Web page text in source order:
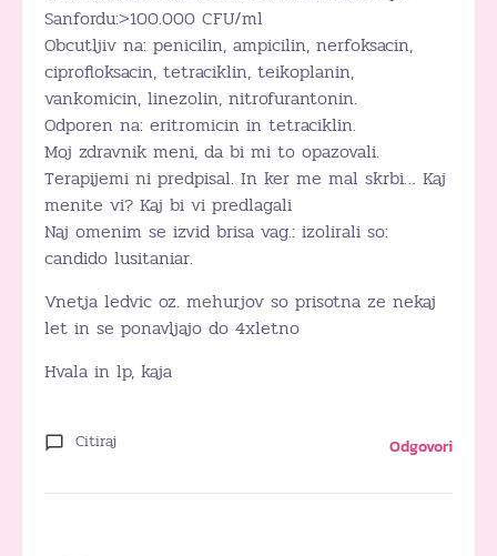
Sanfordu:>100.000 CFU/ml
Obcutljiv na: penicilin, ampicilin, nerfoksacin,
ciprofloksacin, tetraciklin, teikoplanin,
vankomicin, linezolin, nitrofurantonin.
Odporen na: eritromicin in tetraciklin.
Moj zdravnik meni, da bi mi to opazovali.
Terapijemi ni predpisal. In ker me mal skrbi… Kaj
menite vi? Kaj bi vi predlagali
Naj omenim se izvid brisa vag.: izolirali so:
candido lusitaniar.
Vnetja ledvic oz. mehurjov so prisotna ze nekaj
let in se ponavljajo do 4xletno
Hvala in lp, kaja
Citiraj Odgovori